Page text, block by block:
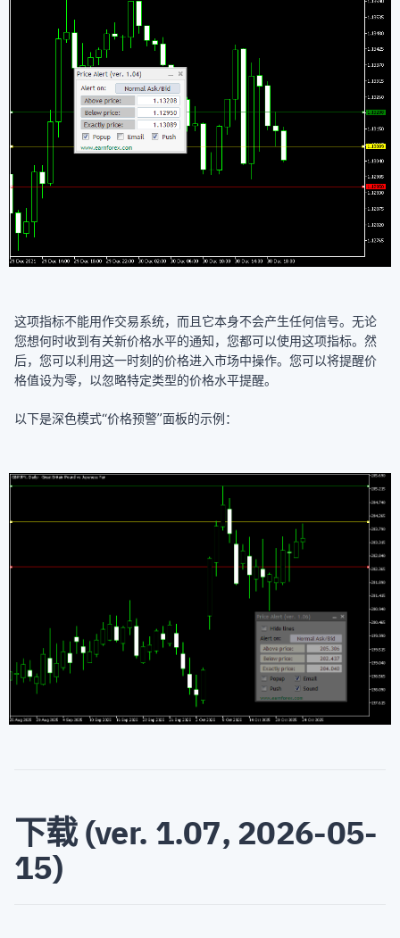
这项指标不能用作交易系统，而且它本身不会产生任何信号。无论
您想何时收到有关新价格水平的通知，您都可以使用这项指标。然
后，您可以利用这一时刻的价格进入市场中操作。您可以将提醒价
格值设为零，以忽略特定类型的价格水平提醒。
以下是深色模式“价格预警”面板的示例：
下载 (ver. 1.07, 2026-05-
15)